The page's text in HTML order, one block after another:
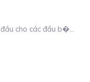
cho các đầu b�...